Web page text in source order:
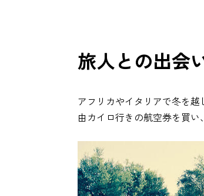
旅人との出会
アフリカやイタリアで冬を
由カイロ行きの航空券を買い